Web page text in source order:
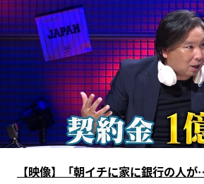
【映像】「朝イチに家に銀行の人